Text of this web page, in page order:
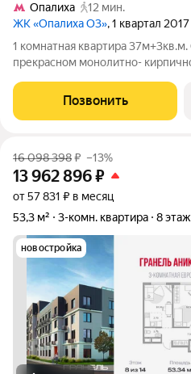
Опалиха
12 мин.
ЖК «Опалиха О3», 1 квартал 2017
1 комнатная квартира
прекрасном монолитно-
техникой. Квартира очень
огромные панорамные окна в пол
Позвонить
16 098 398₽ –13%
13 962 896₽
от 57 831 ₽ в месяц
53,3 м²
3-комн. квартира 8 этаж
новостройка